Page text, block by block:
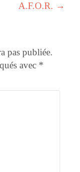
A.F.O.R. →
pas publiée.
avec *